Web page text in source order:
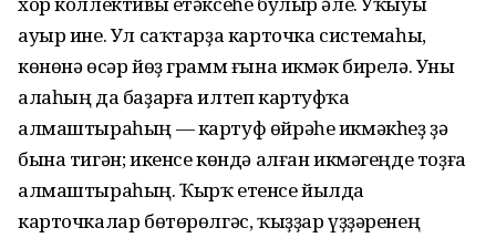
ауыр ине. Ул саҡтарҙа карточка системаһы,
көнөнә өсәр йөҙ грамм ғына икмәк бирелә. Уны
алаһың да баҙарға илтеп картуфҡа
алмаштыраһың — картуф өйрәһе икмәкһеҙ ҙә
бына тигән; икенсе көндә алған икмәгеңде тоҙға
алмаштыраһың. Ҡырҡ етенсе йылда
карточкалар бөтөрөлгәс, ҡыҙҙар үҙҙәренең